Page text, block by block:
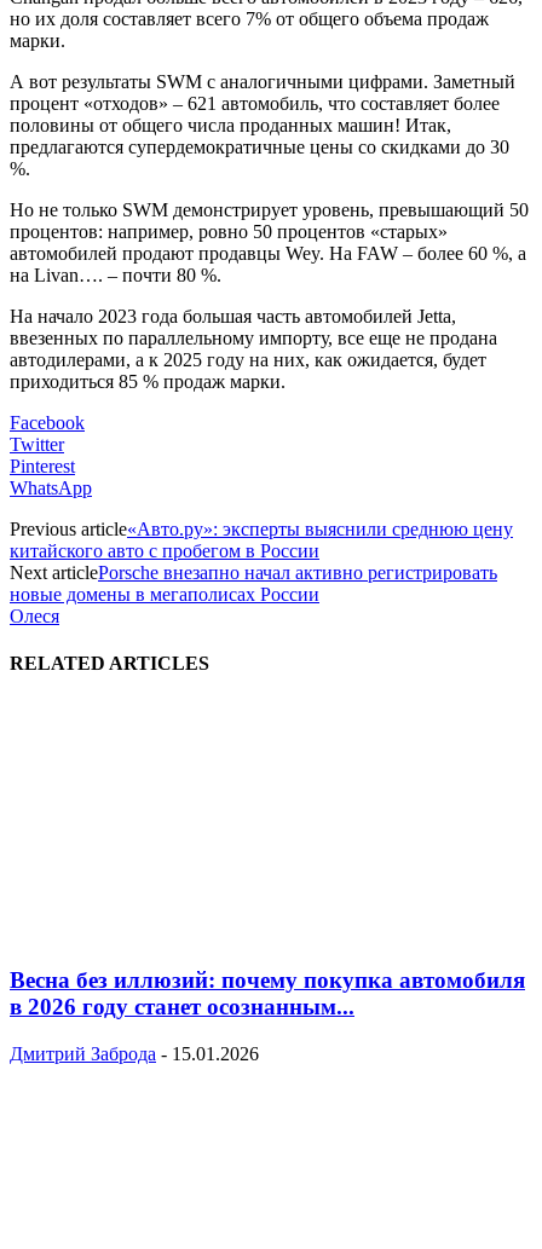
но их доля составляет всего 7% от общего объема продаж
марки.
А вот результаты SWM с аналогичными цифрами. Заметный
процент «отходов» – 621 автомобиль, что составляет более
половины от общего числа проданных машин! Итак,
предлагаются супердемократичные цены со скидками до 30
%.
Но не только SWM демонстрирует уровень, превышающий 50
процентов: например, ровно 50 процентов «старых»
автомобилей продают продавцы Wey. На FAW – более 60 %, а
на Livan…. – почти 80 %.
На начало 2023 года большая часть автомобилей Jetta,
ввезенных по параллельному импорту, все еще не продана
автодилерами, а к 2025 году на них, как ожидается, будет
приходиться 85 % продаж марки.
Facebook
Twitter
Pinterest
WhatsApp
Previous article«Авто.ру»: эксперты выяснили среднюю цену
китайского авто с пробегом в России
Next articlePorsche внезапно начал активно регистрировать
новые домены в мегаполисах России
Олеся
RELATED ARTICLES
Весна без иллюзий: почему покупка автомобиля
в 2026 году станет осознанным...
Дмитрий Заброда - 15.01.2026